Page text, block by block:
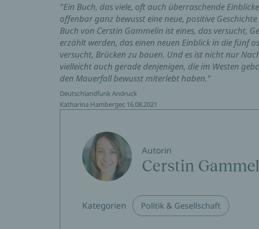
"Ein Buch, das viele, oft auch überraschende
offenbar ganz bewusst eine neue, positive
Buch von Cerstin Gammelin ist eines, das versucht,
erzählt werden, das einen neuen Einblick in die fünf
versucht, Brücken zu bauen. Und es ist nicht nur
vielleicht auch gerade denjenigen, die im Westen
den Mauerfall bewusst miterlebt haben."
Deutschlandfunk Andruck
Katharina Hamberger, 16.08.2021
Autorin
Cerstin
Kategorien Politik & Gesellschaft